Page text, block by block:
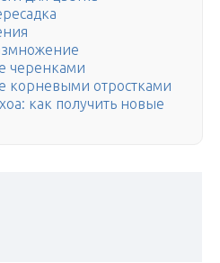
черенками
корневыми отростками
как получить новые